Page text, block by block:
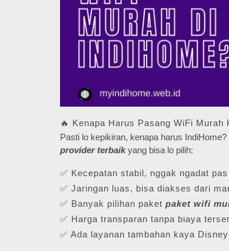
🔥 Kenapa Harus Pasang WiFi
Pasti lo kepikiran, kenapa harus
provider terbaikyang bisa lo pilih:
✅ Kecepatan stabil, nggak ngadat
✅ Jaringan luas, bisa diakses dari
✅ Banyak pilihan paket paket wifi
✅ Harga transparan tanpa biaya
✅ Ada layanan tambahan kaya